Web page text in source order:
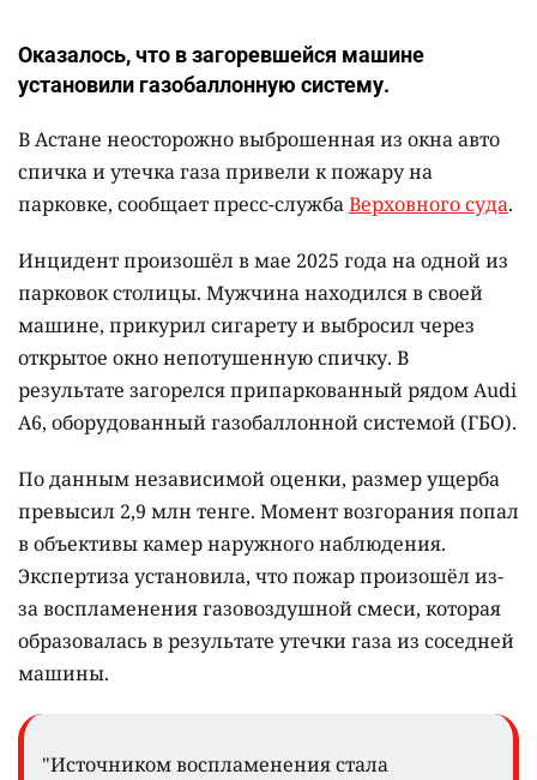
Оказалось, что в загоревшейся машине
установили газобаллонную систему.
В Астане неосторожно выброшенная из окна авто
спичка и утечка газа привели к пожару на
парковке, сообщает пресс-службаВерховного суда.
Инцидент произошёл в мае 2025 года на одной из
парковок столицы. Мужчина находился в своей
машине, прикурил сигарету и выбросил через
открытое окно непотушенную спичку. В
результате загорелся припаркованный рядом Audi
A6, оборудованный газобаллонной системой (ГБО).
По данным независимой оценки, размер ущерба
превысил 2,9 млн тенге. Момент возгорания попал
в объективы камер наружного наблюдения.
Экспертиза установила, что пожар произошёл из-
за воспламенения газовоздушной смеси, которая
образовалась в результате утечки газа из соседней
машины.
"Источником воспламенения стала